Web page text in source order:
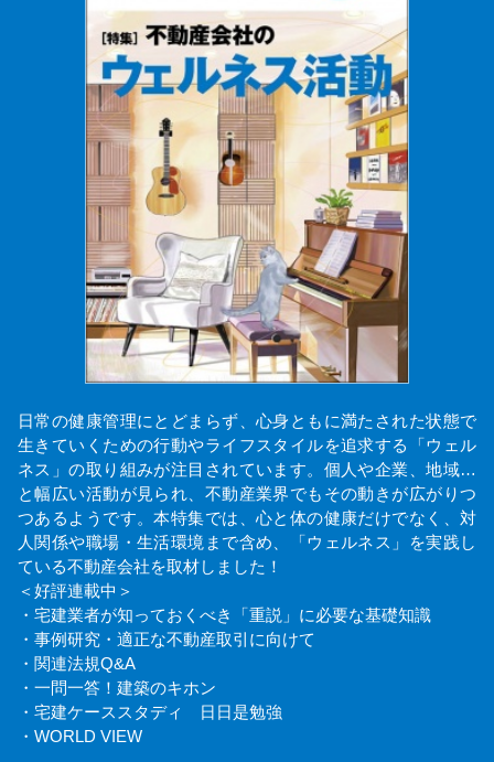
日常の健康管理にとどまらず、心身ともに満たされた状態で
生きていくための行動やライフスタイルを追求する「ウェル
ネス」の取り組みが注目されています。個人や企業、地域…
と幅広い活動が見られ、不動産業界でもその動きが広がりつ
つあるようです。本特集では、心と体の健康だけでなく、対
人関係や職場・生活環境まで含め、「ウェルネス」を実践し
ている不動産会社を取材しました！
＜好評連載中＞
・宅建業者が知っておくべき「重説」に必要な基礎知識
・事例研究・適正な不動産取引に向けて
・関連法規Q&A
・一問一答！建築のキホン
・宅建ケーススタディ 日日是勉強
・WORLD VIEW